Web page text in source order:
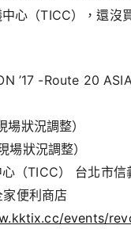
心（TICC），還沒
’17 -Route 20
狀況調整）
狀況調整）
（TICC） 台北市信
家便利商店
events/